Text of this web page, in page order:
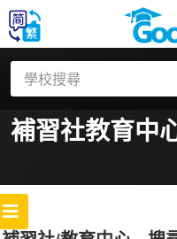
補習社教育中